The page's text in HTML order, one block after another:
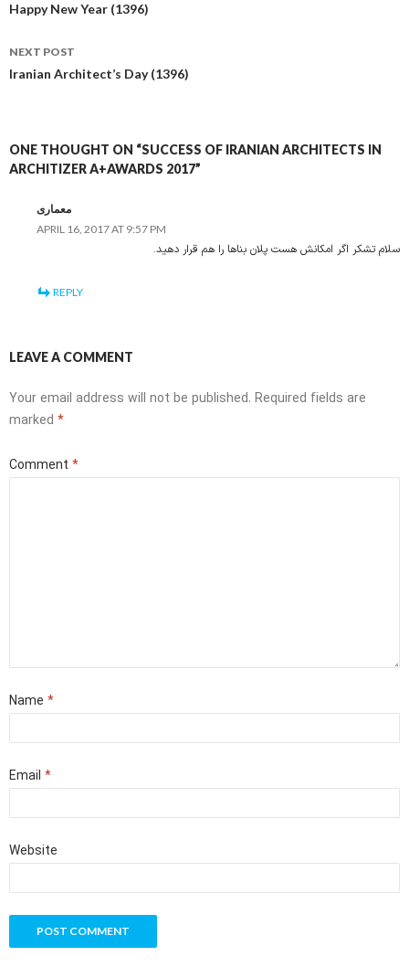
navigation
Happy New Year (1396)
NEXT POST
Iranian Architect’s Day (1396)
ONE THOUGHT ON “SUCCESS OF IRANIAN ARCHITECTS IN
ARCHITIZER A+AWARDS 2017”
معماری
APRIL 16, 2017 AT 9:57 PM
سلام تشکر اگر امکانش هست پلان بناها را هم قرار دهید.
REPLY
LEAVE A COMMENT
Your email address will not be published. Required fields are
marked *
Comment *
Name *
Email *
Website